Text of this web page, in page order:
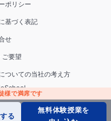
様で満席です
る
無料体験授業を
ポリシー
基づく表記
せ
ご要望
ついての当社の考え方